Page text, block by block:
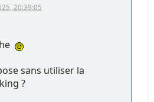
20:39:05
sans utiliser la
?